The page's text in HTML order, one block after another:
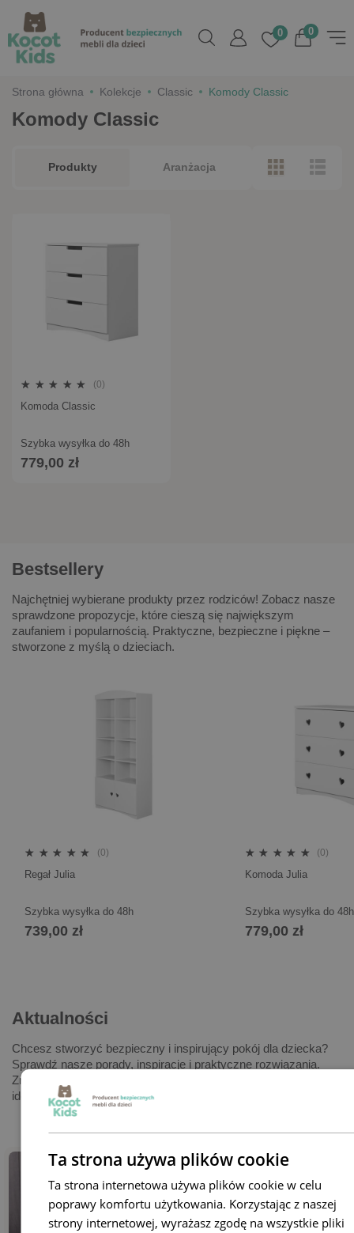
0
0
Strona główna Kolekcje Classic Komody Classic
Komody Classic
Produkty Aranżacja
(0)
Komoda Classic
Szybka wysyłka do 48h
779,00 zł
Bestsellery
Najchętniej wybierane produkty przez rodziców! Zobacz nasze
sprawdzone propozycje, które cieszą się największym
zaufaniem i popularnością. Praktyczne, bezpieczne i piękne –
stworzone z myślą o dzieciach.
(0)
Regał Julia
Szybka wysyłka do 48h
739,00 zł
(0)
Komoda Julia
Szybka wysyłka do 48h
779,00 zł
Aktualności
Chcesz stworzyć bezpieczny i inspirujący pokój dla dziecka?
Sprawdź nasze porady, inspiracje i praktyczne rozwiązania.
Znajdziesz tu wszystko, czego potrzebujesz, by urządzić
idealną przestrzeń dla swojej pociechy.
Ta strona używa plików cookie
Ta strona internetowa używa plików cookie w celu
poprawy komfortu użytkowania. Korzystając z naszej
strony internetowej, wyrażasz zgodę na wszystkie pliki